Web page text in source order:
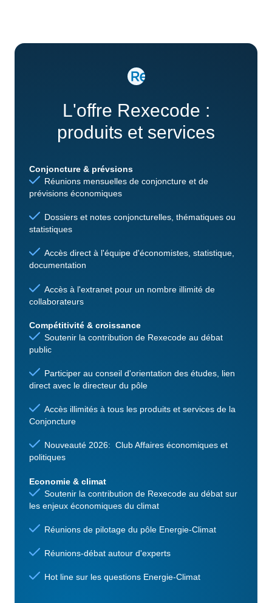
L'offre Rexecode :
produits et services
Conjoncture & prévsions
Réunions mensuelles de conjoncture et de
prévisions économiques
Dossiers et notes conjoncturelles, thématiques ou
statistiques
Accès direct à l'équipe d'économistes, statistique,
documentation
Accès à l'extranet pour un nombre illimité de
collaborateurs
Compétitivité & croissance
Soutenir la contribution de Rexecode au débat
public
Participer au conseil d'orientation des études, lien
direct avec le directeur du pôle
Accès illimités à tous les produits et services de la
Conjoncture
Nouveauté 2026: Club Affaires économiques et
politiques
Economie & climat
Soutenir la contribution de Rexecode au débat sur
les enjeux économiques du climat
Réunions de pilotage du pôle Energie-Climat
Réunions-débat autour d'experts
Hot line sur les questions Energie-Climat